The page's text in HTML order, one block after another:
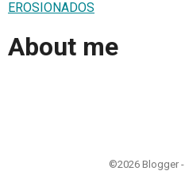
EROSIONADOS
About me
©2026 Blogger -